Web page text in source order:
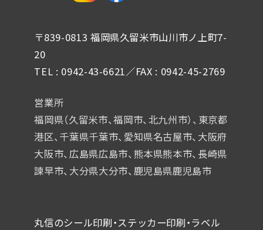
〒839-0813 福岡県久留米市山川市ノ上町7-
20
TEL : 0942-43-6621／FAX : 0942-45-2769
営業所
福岡県（久留米市、福岡市、北九州市）、東京都
港区、千葉県千葉市、 愛知県名古屋市、大阪府
大阪市、広島県広島市、熊本県熊本市、 長崎県
諫早市、大分県大分市、鹿児島県鹿児島市
丸信のシール印刷・ステッカー印刷・ラベル